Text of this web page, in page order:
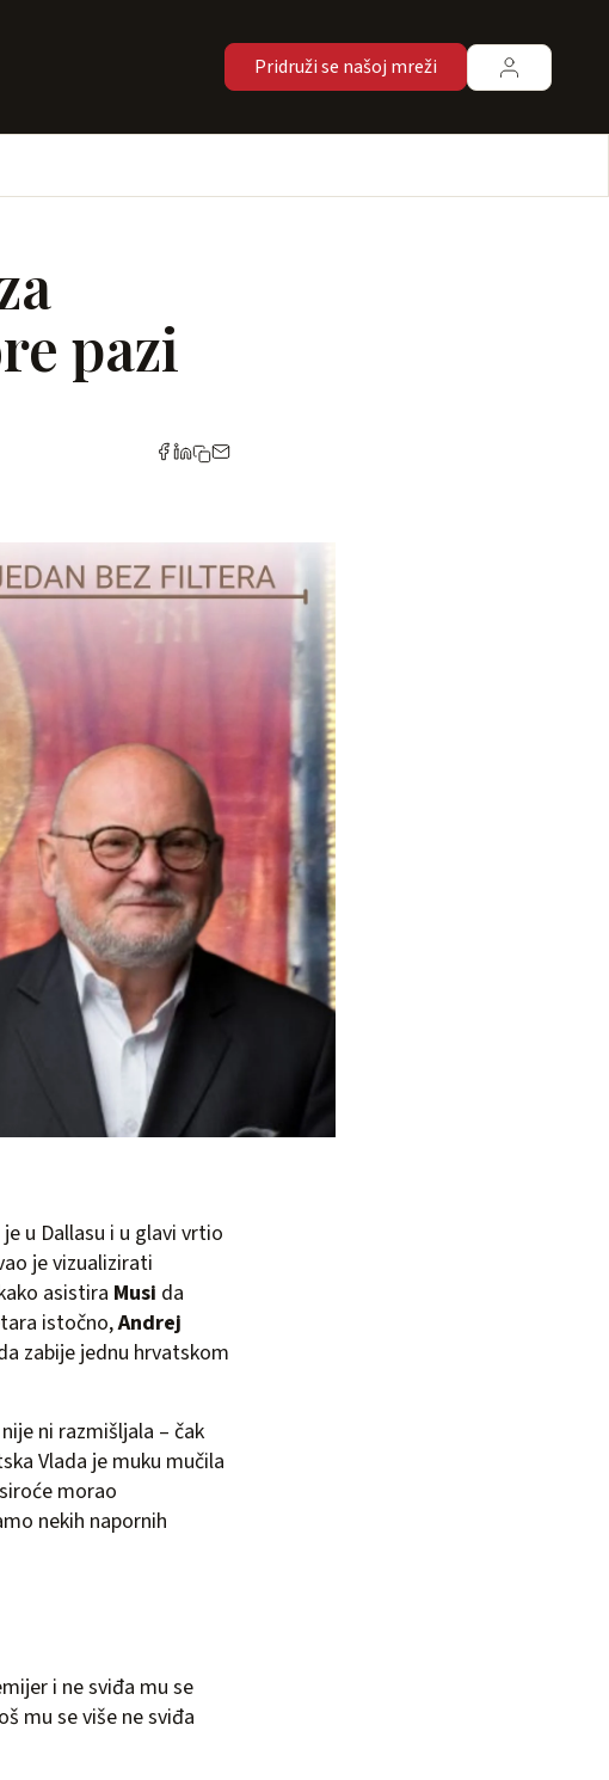
Pridruži se našoj mreži
pazi
u Dallasu i u glavi vrtio
je vizualizirati
asistira Musi da
istočno,Andrej
zabije jednu hrvatskom
ni razmišljala – čak
Vlada je muku mučila
morao
nekih napornih
i ne sviđa mu se
mu se više ne sviđa